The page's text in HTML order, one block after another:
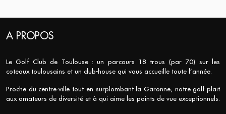
A PROPOS
Le Golf Club de Toulouse : un parcours 18 trous (par 70) sur les
coteaux toulousains et un club-house qui vous accueille toute l’année.
Proche du centre-ville tout en surplombant la Garonne, notre golf plait
aux amateurs de diversité et à qui aime les points de vue exceptionnels.